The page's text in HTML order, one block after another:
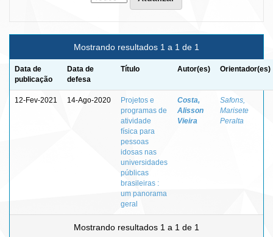
Mostrando resultados 1 a 1 de 1
Data de
publicação
Data de
defesa
Título Autor(es) Orientador(es)
12-Fev-2021 14-Ago-2020
Projetos e
programas de
atividade
física para
pessoas
idosas nas
universidades
públicas
brasileiras :
um panorama
geral
Costa,
Alisson
Vieira
Safons,
Marisete
Peralta
Mostrando resultados 1 a 1 de 1